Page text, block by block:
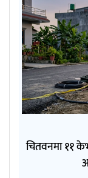
चितवनमा ११